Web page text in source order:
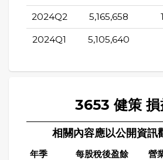
2024Q2 5,165,658
2024Q1 5,105,640
3653 健策 損
相關內容應以公開資訊
年季
每股稅後盈餘
營